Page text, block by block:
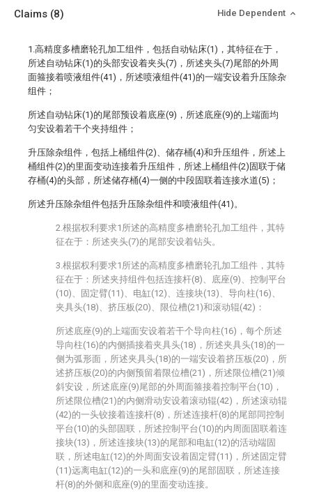
Claims (8) Hide Dependent
1.高精度多槽磨轮孔加工组件，包括自动钻床(1)，其特征在于，
所述自动钻床(1)的头部安设着夹头(7)，所述夹头(7)尾部的外周
面箍接着喷液组件(41)，所述喷液组件(41)的一端安设着升压除杂
组件；
所述自动钻床(1)的尾部预设着底座(9)，所述底座(9)的上端面均
匀安设着若干个夹持组件；
升压除杂组件，包括上桶组件(2)、储存桶(4)和升压组件，所述上
桶组件(2)的里面变动连接着升压组件，所述上桶组件(2)固联于储
存桶(4)的头部，所述储存桶(4)一侧的中段固联着连接水道(5)；
所述升压除杂组件包括升压除杂组件和喷液组件(41)。
2.根据权利要求1所述的高精度多槽磨轮孔加工组件，其特
征在于：所述夹头(7)的尾部安设着钻头。
3.根据权利要求1所述的高精度多槽磨轮孔加工组件，其特
征在于：所述夹持组件包括连接杆(8)、底座(9)、控制平台
(10)、固定臂(11)、电缸(12)、连接块(13)、导向柱(16)、
夹具头(18)、挤压板(20)、限位槽(21)和滚动辊(42)：
所述底座(9)的上端面安设着若干个导向柱(16)，每个所述
导向柱(16)的内侧插接着夹具头(18)，所述夹具头(18)的一
侧为弧形面，所述夹具头(18)的一端安设着挤压板(20)，所
述挤压板(20)的内侧预留着限位槽(21)，所述限位槽(21)倾
斜安设，所述底座(9)尾部的外周面箍接着控制平台(10)，
所述限位槽(21)的内侧滑动安设着滚动辊(42)，所述滚动辊
(42)的一头铰接着连接杆(8)，所述连接杆(8)的尾部同控制
平台(10)的头部固联，所述控制平台(10)的内周面固联着连
接块(13)，所述连接块(13)的尾部和电缸(12)的活动端固
联，所述电缸(12)的外周面安设着固定臂(11)，所述固定臂
(11)远离电缸(12)的一头和底座(9)的尾部固联，所述连接
杆(8)的外侧和底座(9)的里面变动连接。